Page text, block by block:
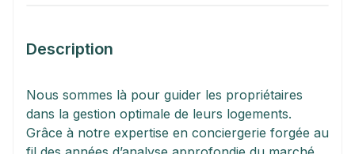
Description
Nous sommes là pour guider les propriétaires
dans la gestion optimale de leurs logements.
Grâce à notre expertise en conciergerie forgée au